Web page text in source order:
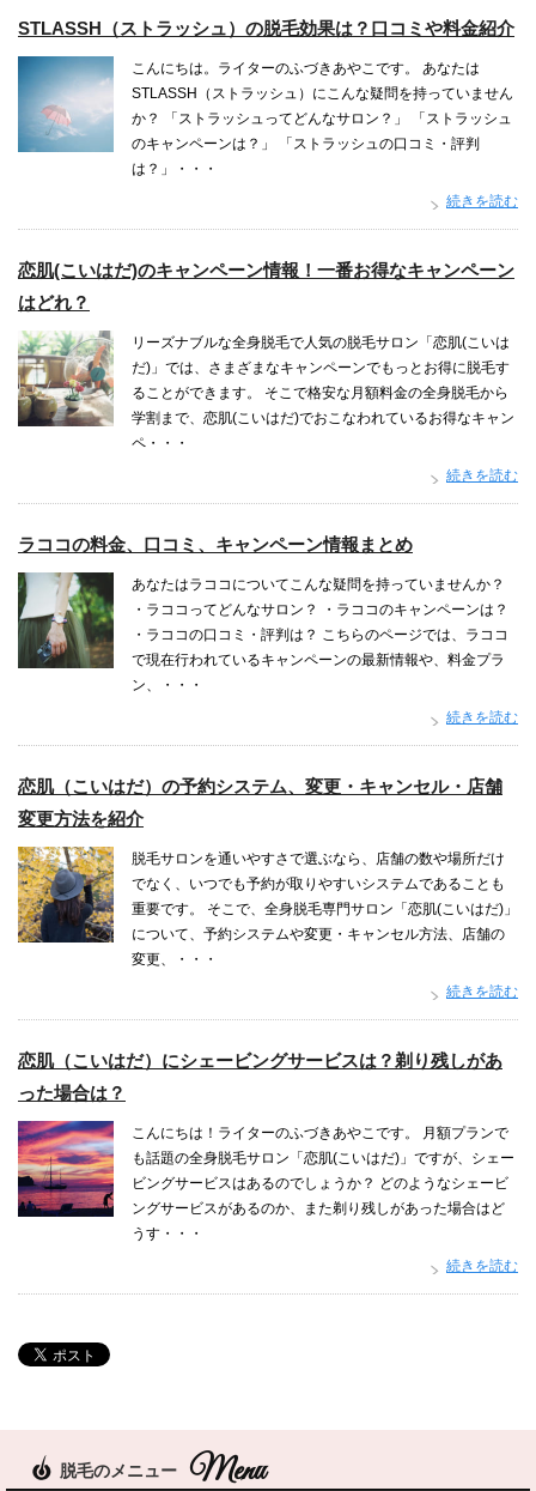
STLASSH（ストラッシュ）の脱毛効果は？口コミや料金紹介
こんにちは。ライターのふづきあやこです。 あなたは
STLASSH（ストラッシュ）にこんな疑問を持っていません
か？ 「ストラッシュってどんなサロン？」 「ストラッシュ
のキャンペーンは？」 「ストラッシュの口コミ・評判
は？」・・・
続きを読む
恋肌(こいはだ)のキャンペーン情報！一番お得なキャンペーン
はどれ？
リーズナブルな全身脱毛で人気の脱毛サロン「恋肌(こいは
だ)」では、さまざまなキャンペーンでもっとお得に脱毛す
ることができます。 そこで格安な月額料金の全身脱毛から
学割まで、恋肌(こいはだ)でおこなわれているお得なキャン
ペ・・・
続きを読む
ラココの料金、口コミ、キャンペーン情報まとめ
あなたはラココについてこんな疑問を持っていませんか？
・ラココってどんなサロン？ ・ラココのキャンペーンは？
・ラココの口コミ・評判は？ こちらのページでは、ラココ
で現在行われているキャンペーンの最新情報や、料金プラ
ン、・・・
続きを読む
恋肌（こいはだ）の予約システム、変更・キャンセル・店舗
変更方法を紹介
脱毛サロンを通いやすさで選ぶなら、店舗の数や場所だけ
でなく、いつでも予約が取りやすいシステムであることも
重要です。 そこで、全身脱毛専門サロン「恋肌(こいはだ)」
について、予約システムや変更・キャンセル方法、店舗の
変更、・・・
続きを読む
恋肌（こいはだ）にシェービングサービスは？剃り残しがあ
った場合は？
こんにちは！ライターのふづきあやこです。 月額プランで
も話題の全身脱毛サロン「恋肌(こいはだ)」ですが、シェー
ビングサービスはあるのでしょうか？ どのようなシェービ
ングサービスがあるのか、また剃り残しがあった場合はど
うす・・・
続きを読む
脱毛のメニュー